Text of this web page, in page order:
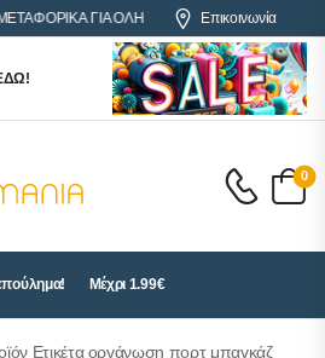
ΓΙΑ ΟΛΗ ΤΗΝ ΕΛΛΑΔΑΕπικοινωνία
0
Μέχρι 1.99€
Ετικέτα οργάνωση πορτ μπαγκάζ